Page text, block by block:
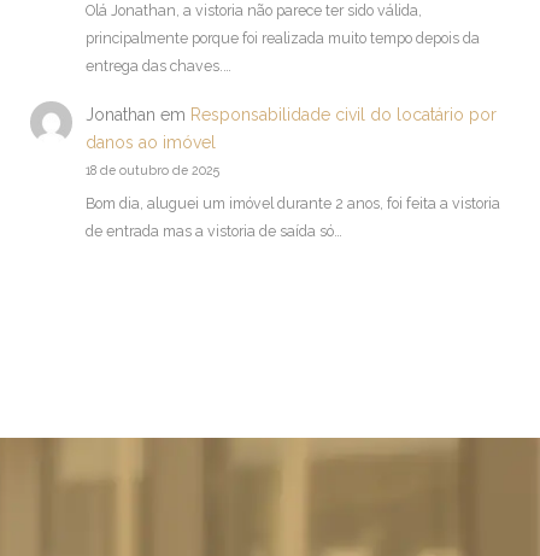
Olá Jonathan, a vistoria não parece ter sido válida,
principalmente porque foi realizada muito tempo depois da
entrega das chaves.…
Jonathan em Responsabilidade civil do locatário por
danos ao imóvel
18 de outubro de 2025
Bom dia, aluguei um imóvel durante 2 anos, foi feita a vistoria
de entrada mas a vistoria de saída só…